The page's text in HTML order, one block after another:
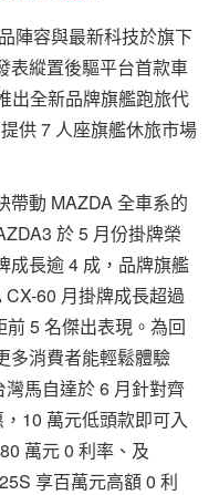
陣容與最新科技於旗下
表縱置後驅平台首款車
出全新品牌旗艦跑旅代
供 7 人座旗艦休旅市場
帶動 MAZDA 全車系的
於 5 月份掛牌榮
成長逾 4 成，品牌旗艦
60 月掛牌成長超過
5 名傑出表現。為回
多消費者能輕鬆體驗
馬自達於 6 月針對齊
10 萬元低頭款即可入
萬元 0 利率、及
享百萬元高額 0 利